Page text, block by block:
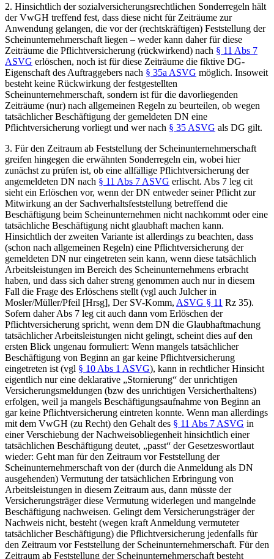
2. Hinsichtlich der sozialversicherungsrechtlichen Sonderregeln hält
der VwGH treffend fest, dass diese nicht für Zeiträume zur
Anwendung gelangen, die vor der (rechtskräftigen) Feststellung der
Scheinunternehmerschaft liegen – weder kann daher für diese
Zeiträume die Pflichtversicherung (rückwirkend) nach § 11 Abs 7
ASVG erlöschen, noch ist für diese Zeiträume die fiktive DG-
Eigenschaft des Auftraggebers nach § 35a ASVG möglich. Insoweit
besteht keine Rückwirkung der festgestellten
Scheinunternehmerschaft, sondern ist für die davorliegenden
Zeiträume (nur) nach allgemeinen Regeln zu beurteilen, ob wegen
tatsächlicher Beschäftigung der gemeldeten DN eine
Pflichtversicherung vorliegt und wer nach § 35 ASVG als DG gilt.
3. Für den Zeitraum ab Feststellung der Scheinunternehmerschaft
greifen hingegen die erwähnten Sonderregeln ein, wobei hier
zunächst zu prüfen ist, ob eine allfällige Pflichtversicherung der
angemeldeten DN nach § 11 Abs 7 ASVG erlischt. Abs 7 leg cit
sieht ein Erlöschen vor, wenn der DN entweder seiner Pflicht zur
Mitwirkung an der Sachverhaltsfeststellung betreffend die
Beschäftigung beim Scheinunternehmen nicht nachkommt oder eine
tatsächliche Beschäftigung nicht glaubhaft machen kann.
Hinsichtlich der zweiten Variante ist allerdings zu beachten, dass
(schon nach allgemeinen Regeln) eine Pflichtversicherung der
gemeldeten DN nur eingetreten sein kann, wenn diese tatsächlich
Arbeitsleistungen im Bereich des Scheinunternehmens erbracht
haben, und dass sich daher streng genommen auch nur in diesem
Fall die Frage des Erlöschens stellt (vgl auch Julcherin
Mosler/Müller/Pfeil [Hrsg], Der SV-Komm, ASVG § 11 Rz 35).
Sofern daher Abs 7 leg cit auch dann vom Erlöschen der
Pflichtversicherung spricht, wenn dem DN die Glaubhaftmachung
tatsächlicher Arbeitsleistungen nicht gelingt, scheint dies auf den
ersten Blick ungenau formuliert: Wenn mangels tatsächlicher
Beschäftigung von Beginn an gar keine Pflichtversicherung
eingetreten ist (vgl § 10 Abs 1 ASVG), kann in rechtlicher Hinsicht
eigentlich nur eine deklarative „Stornierung“ der unrichtigen
Versicherungsmeldungen (bzw des unrichtigen Versicherthaltens)
erfolgen, weil ja mangels Beschäftigungsaufnahme von Beginn an
gar keine Pflichtversicherung eintreten konnte. Wenn man allerdings
mit dem VwGH (zu Recht) den Gehalt des § 11 Abs 7 ASVG in
einer Verschiebung der Nachweisobliegenheit hinsichtlich einer
tatsächlichen Beschäftigung deutet, „passt“ der Gesetzeswortlaut
wieder: Geht man für den Zeitraum vor Feststellung der
Scheinunternehmerschaft von der (durch die Anmeldung als DN
ausgehenden) Vermutung der tatsächlichen Erbringung von
Arbeitsleistungen in diesem Zeitraum aus, dann müsste der
Versicherungsträger diese Vermutung widerlegen und mangelnde
Beschäftigung nachweisen. Gelingt dem Versicherungsträger der
Nachweis nicht, besteht (wegen kraft Anmeldung vermuteter
tatsächlicher Beschäftigung) die Pflichtversicherung jedenfalls für
den Zeitraum vor Feststellung der Scheinunternehmerschaft. Für den
Zeitraum ab Feststellung der Scheinunternehmerschaft besteht